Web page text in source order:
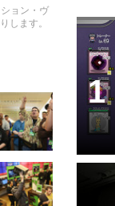
ョン・ヴ
します。